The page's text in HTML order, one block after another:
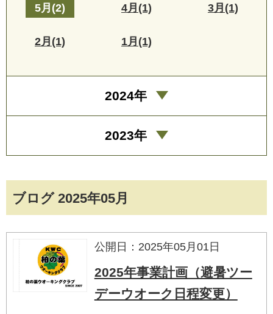
ブログ 2025年05月
公開日：2025年05月01日
2025年事業計画（避暑ツー
デーウオーク日程変更）
5月(2) 4月(1) 3月(1)
2月(1) 1月(1)
2024年
2023年